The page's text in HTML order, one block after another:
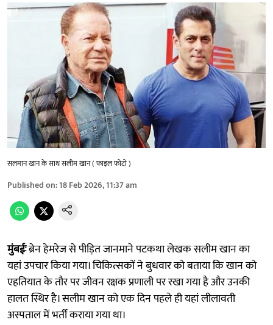
सलमान खान के साथ सलीम खान ( फाइल फोटो )
Published on:18 Feb 2026, 11:37 am
मुंबईःब्रेन हेमरेज से पीड़ित जानमाने पटकथा लेखक सलीम खान का
यहां उपचार किया गया। चिकित्सकों ने बुधवार को बताया कि खान को
एहतियात के तौर पर जीवन रक्षक प्रणाली पर रखा गया है और उनकी
हालत स्थिर है। सलीम खान को एक दिन पहले ही यहां लीलावती
अस्पताल में भर्ती कराया गया था।